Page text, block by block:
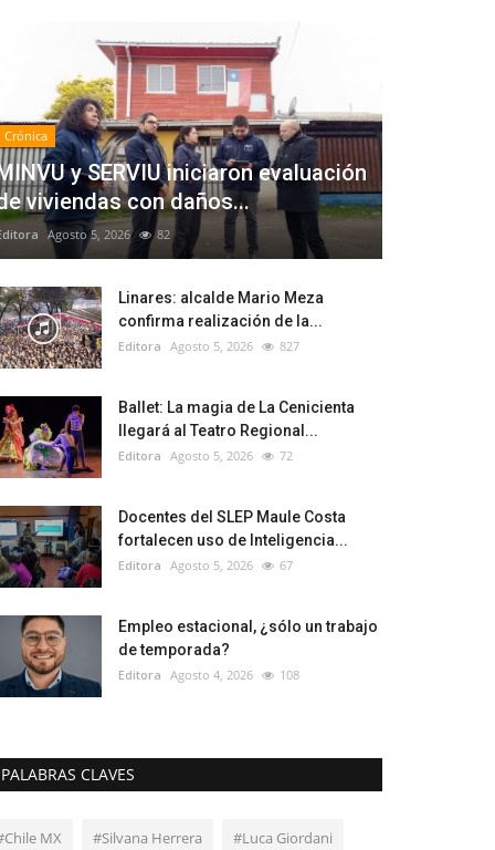
Crónica
y SERVIU iniciaron evaluación
viviendas con daños...
Agosto 5, 2026 82
Linares: alcalde Mario Meza
confirma realización de la...
Editora Agosto 5, 2026 827
Ballet: La magia de La Cenicienta
llegará al Teatro Regional...
Editora Agosto 5, 2026 72
Docentes del SLEP Maule Costa
fortalecen uso de Inteligencia...
Editora Agosto 5, 2026 67
Empleo estacional, ¿sólo un trabajo
de temporada?
Editora Agosto 4, 2026 108
PALABRAS CLAVES
MX #Silvana Herrera #Luca Giordani